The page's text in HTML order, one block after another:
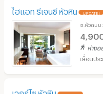
ไฮแอท รีเจนซี หัวหิน UPDATE !
ซ.หัวถนน
ห่างอ
เวอร์โซ หัวหิน